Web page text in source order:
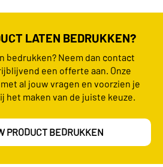
LATEN BEDRUKKEN?
bedrukken? Neem dan contact
een offerte aan. Onze
al jouw vragen en voorzien je
het maken van de juiste keuze.
PRODUCT BEDRUKKEN